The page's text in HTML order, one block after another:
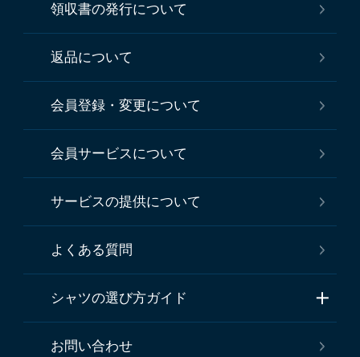
領収書の発行について
返品について
会員登録・変更について
会員サービスについて
サービスの提供について
よくある質問
シャツの選び方ガイド
お問い合わせ